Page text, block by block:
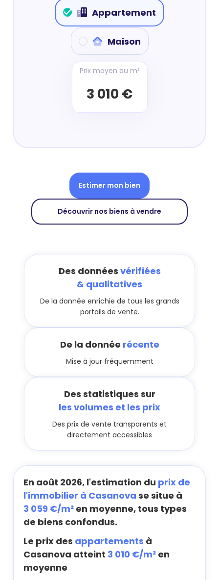
Appartement
Maison
Prix moyen au m²
3 010 €
Estimer mon bien
Découvrir nos biens à vendre
Des données vérifiées
& qualitatives
De la donnée enrichie de tous les grands
portails de vente.
De la donnée récente
Mise à jour fréquemment
Des statistiques sur
les volumes et les prix
Des prix de vente transparents et
directement accessibles
En août 2026, l'estimation du prix de
l'immobilier à Casanova se situe à
3 059 €/m² en moyenne, tous types
de biens confondus.
Le prix des appartements à
Casanova atteint 3 010 €/m² en
moyenne